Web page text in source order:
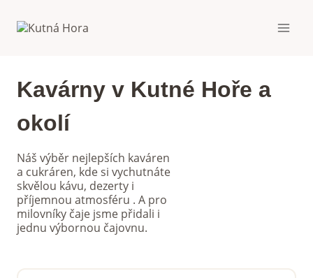
obsah
Kavárny v Kutné Hoře a
okolí
Náš výběr nejlepších kaváren
a cukráren, kde si vychutnáte
skvělou kávu, dezerty i
příjemnou atmosféru . A pro
milovníky čaje jsme přidali i
jednu výbornou čajovnu.